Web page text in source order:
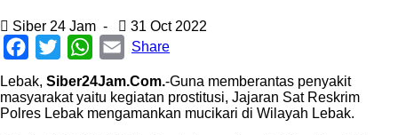
Siber 24 Jam -
31 Oct 2022
Facebook
Twitter WhatsApp
Email
Share
Lebak, Siber24Jam.Com.-Guna memberantas penyakit
masyarakat yaitu kegiatan prostitusi, Jajaran Sat Reskrim
Polres Lebak mengamankan mucikari di Wilayah Lebak.